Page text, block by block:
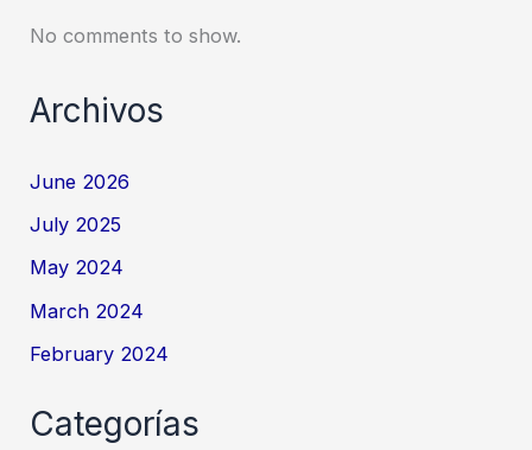
No comments to show.
Archivos
June 2026
July 2025
May 2024
March 2024
February 2024
Categorías